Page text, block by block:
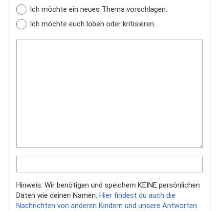
Ich möchte ein neues Thema vorschlagen.
Ich möchte euch loben oder kritisieren.
Hinweis: Wir benötigen und speichern KEINE persönlichen
Daten wie deinen Namen. Hier findest du auch die
Nachrichten von anderen Kindern und unsere Antworten